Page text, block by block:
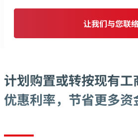
让我们与您联
计划购置或转按现有
优惠利率，节省更多资